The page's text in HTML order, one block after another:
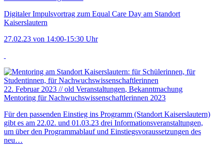
Digitaler Impulsvortrag zum Equal Care Day am Standort
Kaiserslautern
27.02.23 von 14:00-15:30 Uhr
22. Februar 2023 //old Veranstaltungen, Bekanntmachung
Mentoring für Nachwuchswissenschaftlerinnen 2023
Für den passenden Einstieg ins Programm (Standort Kaiserslautern)
gibt es am 22.02. und 01.03.23 drei Informationsveranstaltungen,
um über den Programmablauf und Einstiegsvoraussetzungen des
neu…